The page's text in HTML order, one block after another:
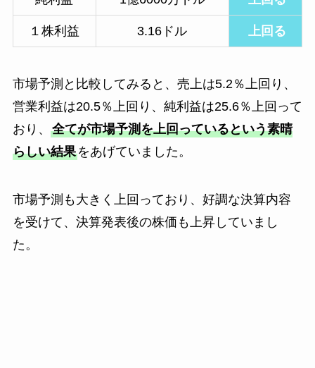
１株利益 3.16ドル 上回る
市場予測と比較してみると、売上は5.2％上回り、
営業利益は20.5％上回り、純利益は25.6％上回って
おり、 全てが市場予測を上回っているという素晴
らしい結果をあげていました。
市場予測も大きく上回っており、好調な決算内容
を受けて、決算発表後の株価も上昇していまし
た。